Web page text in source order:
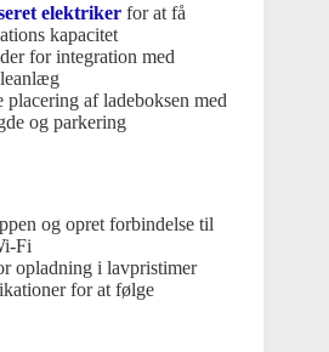
elektriker for at få
kapacitet
for integration med
af ladeboksen med
og parkering
og opret forbindelse til
Fi
opladning i lavpristimer
for at følge